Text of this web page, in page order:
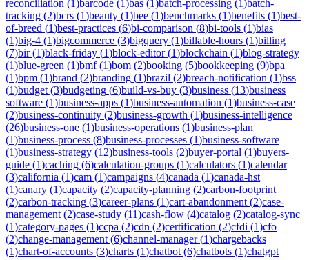
reconciliation (1)barcode (1)bas (1)batch-processing (1)batch-
tracking (2)bcrs (1)beauty (1)bee (1)benchmarks (1)benefits (1)best-
of-breed (1)best-practices (6)bi-comparison (8)bi-tools (1)bias
(1)big-4 (1)bigcommerce (3)bigquery (1)billable-hours (1)billing
(7)bir(1)black-friday (1)block-editor(1)blockchain (1)blog-strategy
(1)blue-green (1)bmf(1)bom (2)booking (5)bookkeeping (9)bpa
(1)bpm (1)brand (2)branding (1)brazil (2)breach-notification (1)bss
(1)budget (3)budgeting (6)build-vs-buy (3)business (13)business
software (1)business-apps (1)business-automation (1)business-case
(2)business-continuity (2)business-growth (1)business-intelligence
(26)business-one (1)business-operations (1)business-plan
(1)business-process (8)business-processes (1)business-software
(1)business-strategy (12)business-tools (2)buyer-portal (1)buyers-
guide (1)caching (6)calculation-groups (1)calculators (1)calendar
(3)california (1)cam (1)campaigns (4)canada (1)canada-hst
(1)canary (1)capacity (2)capacity-planning (2)carbon-footprint
(2)carbon-tracking (3)career-plans (1)cart-abandonment (2)case-
management (2)case-study (11)cash-flow (4)catalog (2)catalog-sync
(1)category-pages (1)ccpa (2)cdn (2)certification (2)cfdi (1)cfo
(2)change-management (6)channel-manager(1)chargebacks
(1)chart-of-accounts (3)charts (1)chatbot (6)chatbots (1)chatgpt